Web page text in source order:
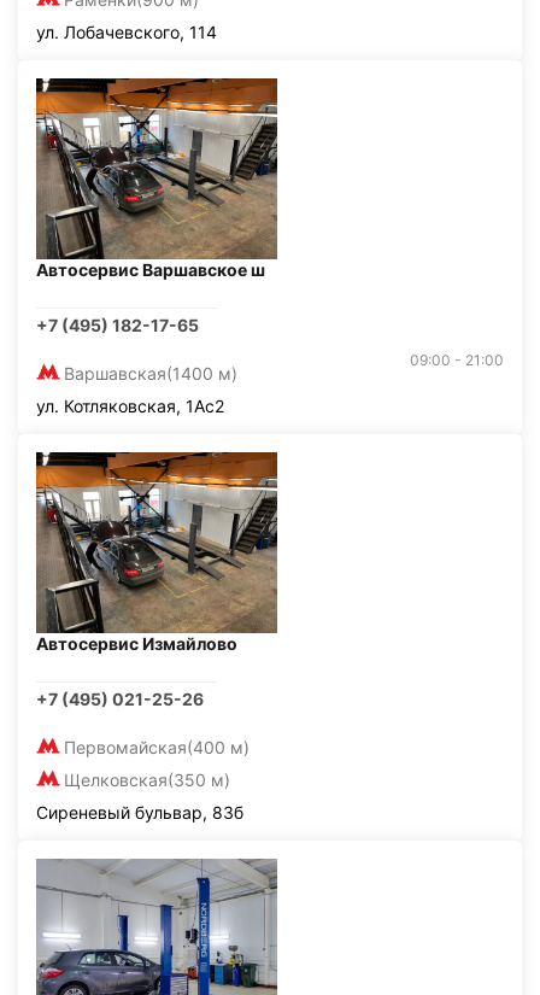
ул. Лобачевского, 114
Автосервис Варшавское ш
+7 (495) 182-17-65
Варшавская(1400 м)
09:00 - 21:00
ул. Котляковская, 1Ас2
Автосервис Измайлово
+7 (495) 021-25-26
Первомайская(400 м)
Щелковская(350 м)
Сиреневый бульвар, 83б